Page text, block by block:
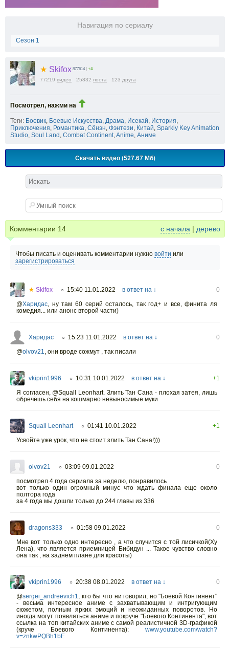
Навигация по сериалу
Сезон 1
★ Skifox 877614 | +4
77219 видео 25832 поста 123 друга
Посмотрел, нажми на
Теги: Боевик Боевые Искусства Драма Исекай История
Приключения Романтика Сёнэн Фэнтези Китай Sparkly Key Animation
Studio Soul Land Combat Continent Anime Аниме
Скачать видео (527.67 Мб)
Комментарии 14 с начала | дерево
Чтобы писать и оценивать комментарии нужно войти или
зарегистрироваться
★ Skifox ○ 15:40 11.01.2022 в ответ на ↓
0
@Харидас
ну там 60 серий осталось, так год+ и все, финита ля
комедия... или анонс второй части)
Харидас ○ 15:23 11.01.2022 в ответ на ↓
0
@olvov21 они вроде сожмут , так писали
vkiprin1996 ○ 10:31 10.01.2022 в ответ на ↓
+1
Я согласен, @Squall Leonhart. Злить Тан Сана - плохая затея, лишь
обречёшь себя на кошмарно невыносимые муки
Squall Leonhart ○ 01:41 10.01.2022
+1
Усвойте уже урок, что не стоит злить Тан Сана!)))
olvov21 ○ 03:09 09.01.2022
0
посмотрел 4 года сериала за неделю, понравилось
вот только один огромный минус что ждать финала еще около
полтора года
за 4 года мы дошли только до 244 главы из 336
dragons333 ○ 01:58 09.01.2022
0
Мне вот только одно интересно , а что случится с той лисичкой(Ху
Лена), что является приемницей Бибидун ... Такое чувство словно
она так , на заднем плане для красоты)
vkiprin1996 ○ 20:38 08.01.2022 в ответ на ↓
0
@sergei_andreevich1
кто бы что ни говорил, но "Боевой Континент"
- весьма интересное аниме с захватывающим и интригующим
сюжетом, полным ярких эмоций и неожиданных поворотов. Но
иногда могут появляться аниме и покруче "Боевого Континента", вот
ссылка на топ китайских аниме с самой реалистичной 3D-графикой
(круче Боевого Континента): www.youtube.com/watch?
v=znkwPQBh1bE